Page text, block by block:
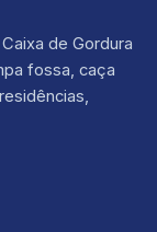
de Gordura
fossa, caça